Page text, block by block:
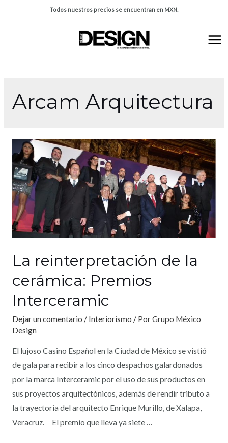
Todos nuestros precios se encuentran en MXN.
Arcam Arquitectura
La reinterpretación de la
cerámica: Premios
Interceramic
Dejar un comentario / Interiorismo / PorGrupo México
Design
El lujoso Casino Español en la Ciudad de México se vistió
de gala para recibir a los cinco despachos galardonados
por la marca Interceramic por el uso de sus productos en
sus proyectos arquitectónicos, además de rendir tributo a
la trayectoria del arquitecto Enrique Murillo, de Xalapa,
Veracruz. El premio que lleva ya siete …